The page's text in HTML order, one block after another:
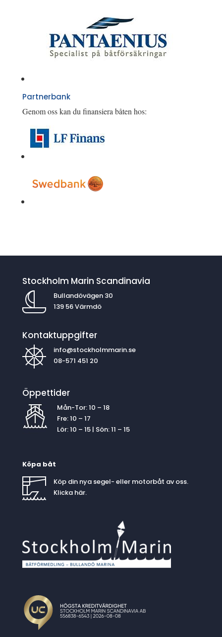
Partnerbank
Genom oss kan du finansiera båten hos:
Stockholm Marin Scandinavia
Bullandövägen 30
139 56 Värmdö
Kontaktuppgifter
info@stockholmmarin.se
08-571 451 20
Öppettider
Mån-Tor: 10 – 18
Fre: 10 – 17
Lör: 10 – 15 | Sön: 11 – 15
Köpa båt
Köp din nya segel- eller motorbåt av oss.
Klicka här.